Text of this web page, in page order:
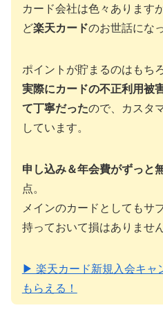
カード会社は色々あります
ど楽天カードのお世話にな
ポイントが貯まるのはもち
実際にカードの不正利用被
て丁寧だったので、カスタ
しています。
申し込み＆年会費がずっと
点。
メインのカードとしてもサ
持っておいて損はありませ
▶ 楽天カード新規入会キャ
もらえる！